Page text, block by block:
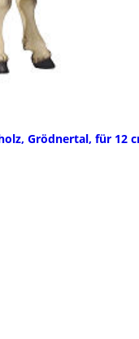
Grödnertal, für 12